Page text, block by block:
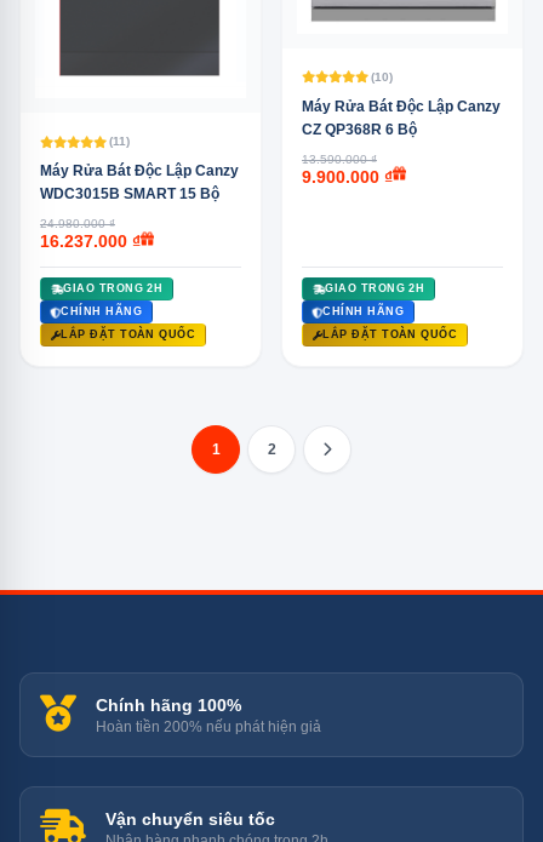
(11)
Máy Rửa Bát Độc Lập Canzy
WDC3015B SMART 15 Bộ
24.980.000 ₫
16.237.000 ₫
GIAO TRONG 2H
CHÍNH HÃNG
LẮP ĐẶT TOÀN QUỐC
(10)
Máy Rửa Bát Độc Lập Canzy
CZ QP368R 6 Bộ
13.590.000 ₫
9.900.000 ₫
GIAO TRONG 2H
CHÍNH HÃNG
LẮP ĐẶT TOÀN QUỐC
1 2
Chính hãng 100%
Hoàn tiền 200% nếu phát hiện giả
Vận chuyển siêu tốc